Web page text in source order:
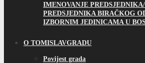
IMENOVANJE
PREDSJEDNIKA BIRAČKOG
IZBORNIM JEDINICAMA U
O TOMISLAVGRADU
Povijest grada